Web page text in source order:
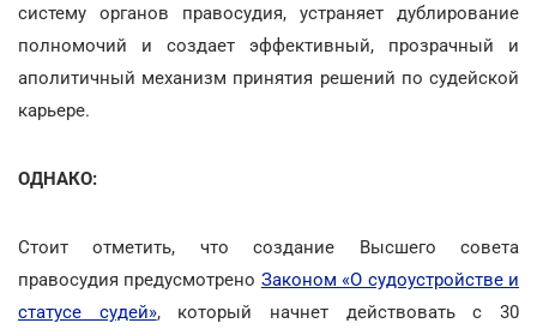
систему органов правосудия, устраняет дублирование
полномочий и создает эффективный, прозрачный и
аполитичный механизм принятия решений по судейской
карьере.
ОДНАКО:
Стоит отметить, что создание Высшего совета
правосудия предусмотрено Законом «О судоустройстве и
статусе судей», который начнет действовать с 30